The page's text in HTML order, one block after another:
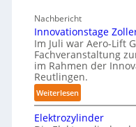
c
a
l
k
e
n
u
A
u
s
r
i
e
u
n
d
k
o
g
a
z
i
n
-
B
e
Nachbericht
Innovationstage
Im Juli war Aero-Lift
Fachveranstaltung
im Rahmen der
Reutlingen.
Weiterlesen:
I
n
Elektrozylinder